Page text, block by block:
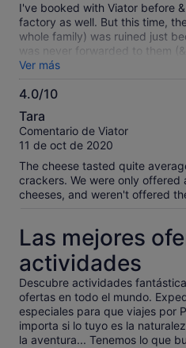
I've booked with Viator before
factory as well. But this time,
whole family) was ruined just
was never forwarded to them
better too)... what's worse, I've
realising I was only charged 4
6 people! What a terrible
Ver más
4.0/10
4.0
sobre
10
Tara
Comentario de Viator
11 de oct de 2020
The cheese tasted quite
crackers. We were only
cheeses, and weren't offered
Las mejores
actividades
Descubre actividades
ofertas en todo el mundo.
especiales para que viajes por
importa si lo tuyo es la
la aventura... Tenemos lo que